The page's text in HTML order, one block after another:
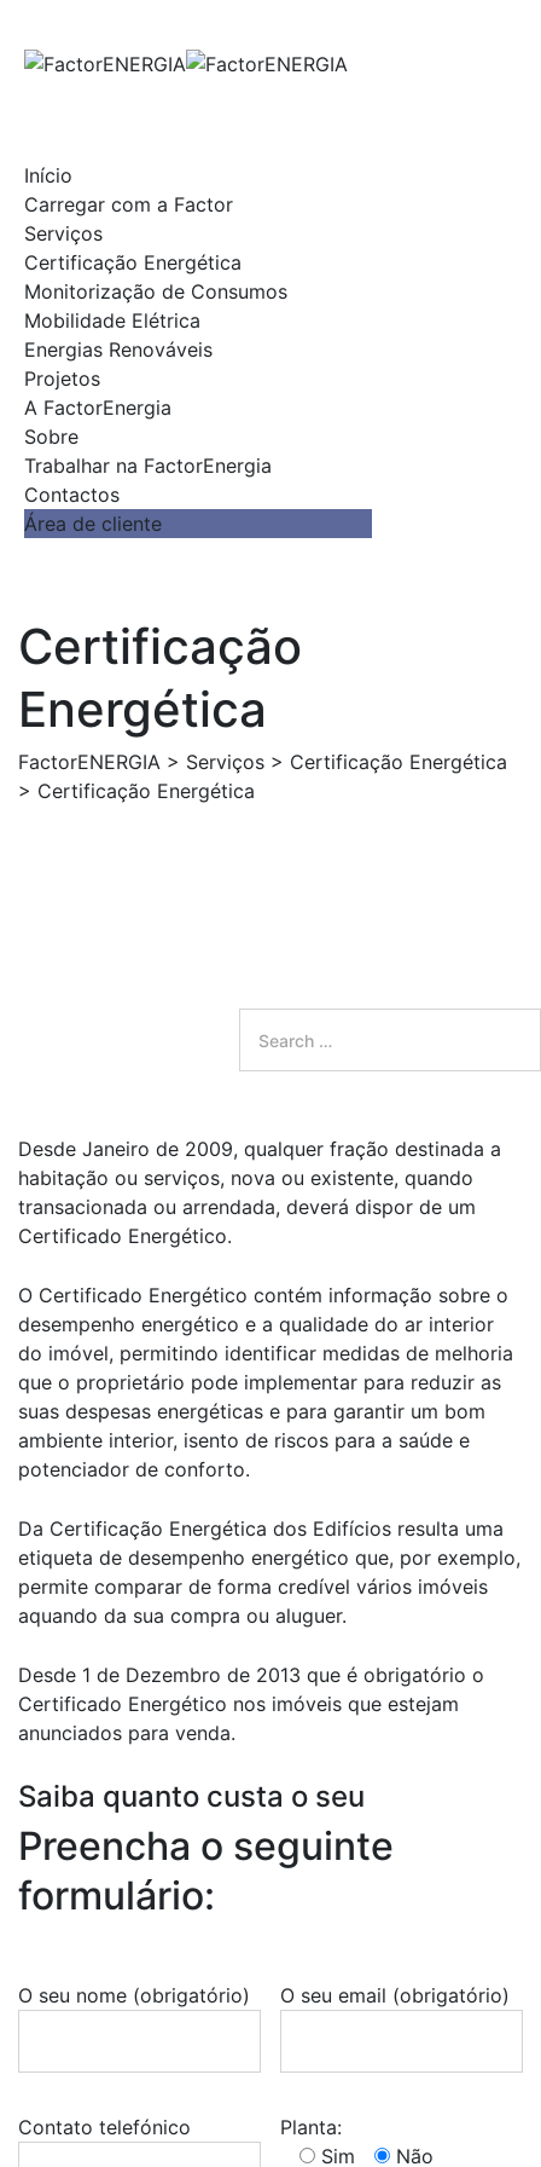
content
Início
Carregar com a Factor
Serviços
Certificação Energética
Monitorização de Consumos
Mobilidade Elétrica
Energias Renováveis
Projetos
A FactorEnergia
Sobre
Trabalhar na FactorEnergia
Contactos
Área de cliente
Certificação
Energética
FactorENERGIA > Serviços > Certificação Energética
> Certificação Energética
Search
for:
Desde Janeiro de 2009, qualquer fração destinada a
habitação ou serviços, nova ou existente, quando
transacionada ou arrendada, deverá dispor de um
Certificado Energético.
O Certificado Energético contém informação sobre o
desempenho energético e a qualidade do ar interior
do imóvel, permitindo identificar medidas de melhoria
que o proprietário pode implementar para reduzir as
suas despesas energéticas e para garantir um bom
ambiente interior, isento de riscos para a saúde e
potenciador de conforto.
Da Certificação Energética dos Edifícios resulta uma
etiqueta de desempenho energético que, por exemplo,
permite comparar de forma credível vários imóveis
aquando da sua compra ou aluguer.
Desde 1 de Dezembro de 2013 que é obrigatório o
Certificado Energético nos imóveis que estejam
anunciados para venda.
Saiba quanto custa o seu
Preencha o seguinte
formulário:
O seu nome (obrigatório) O seu email (obrigatório)
Contato telefónico
Planta:
Sim
Não